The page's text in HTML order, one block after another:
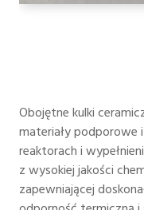
Obojętne kulki
materiały
reaktorach i
z wysokiej jakości
zapewniającej